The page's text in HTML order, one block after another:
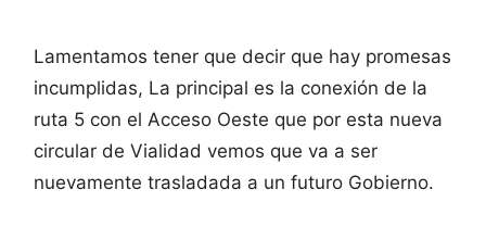
Lamentamos tener que decir que hay promesas
incumplidas, La principal es la conexión de la
ruta 5 con el Acceso Oeste que por esta nueva
circular de Vialidad vemos que va a ser
nuevamente trasladada a un futuro Gobierno.